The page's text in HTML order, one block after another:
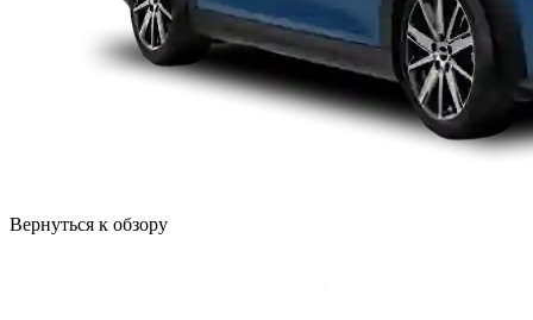
Вернуться к обзору